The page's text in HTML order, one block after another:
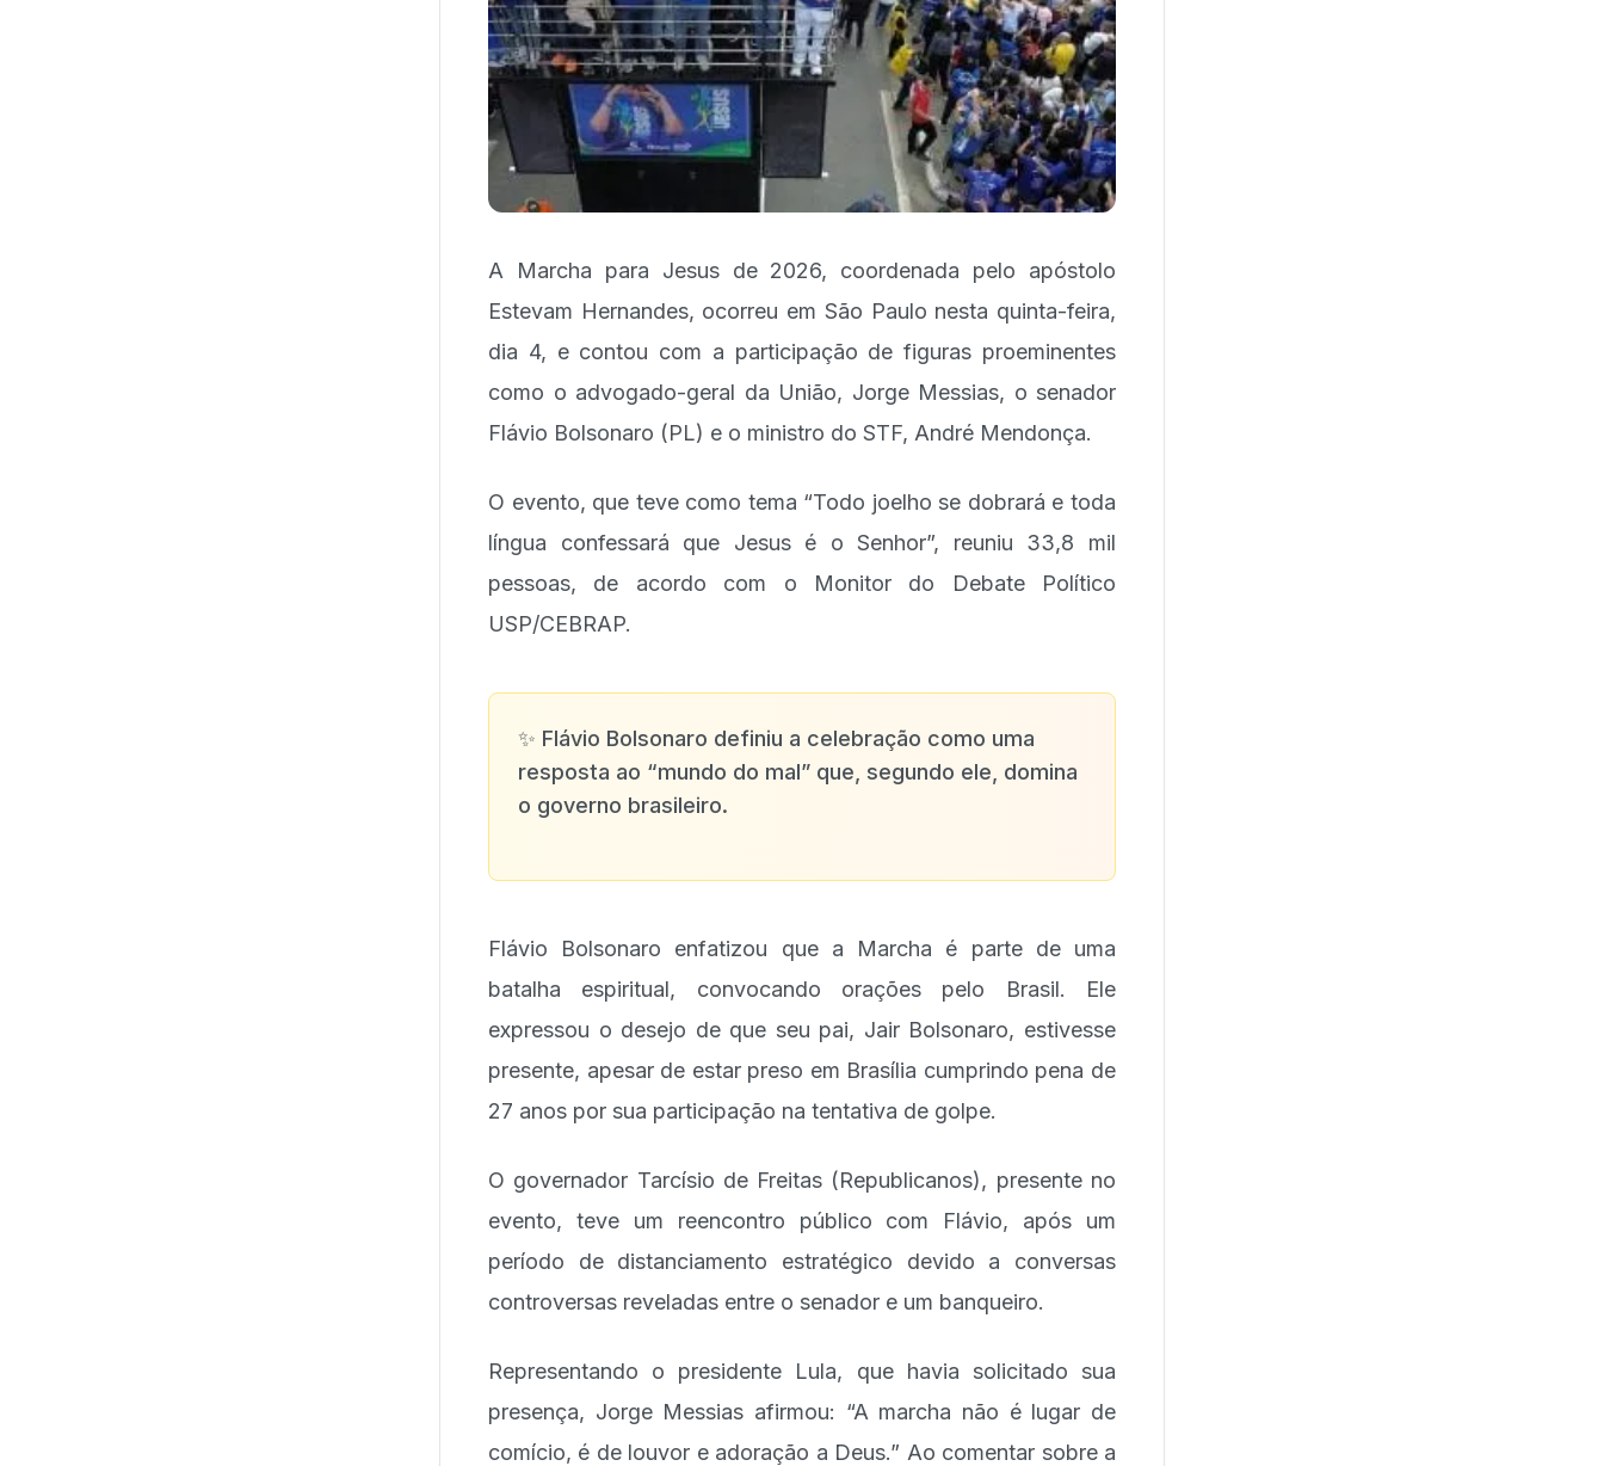
A Marcha para Jesus de 2026, coordenada pelo apóstolo
Estevam Hernandes, ocorreu em São Paulo nesta quinta-feira,
dia 4, e contou com a participação de figuras proeminentes
como o advogado-geral da União, Jorge Messias, o senador
Flávio Bolsonaro (PL) e o ministro do STF, André Mendonça.
O evento, que teve como tema “Todo joelho se dobrará e toda
língua confessará que Jesus é o Senhor”, reuniu 33,8 mil
pessoas, de acordo com o Monitor do Debate Político
USP/CEBRAP.
✨ Flávio Bolsonaro definiu a celebração como uma
resposta ao “mundo do mal” que, segundo ele, domina
o governo brasileiro.
Flávio Bolsonaro enfatizou que a Marcha é parte de uma
batalha espiritual, convocando orações pelo Brasil. Ele
expressou o desejo de que seu pai, Jair Bolsonaro, estivesse
presente, apesar de estar preso em Brasília cumprindo pena de
27 anos por sua participação na tentativa de golpe.
O governador Tarcísio de Freitas (Republicanos), presente no
evento, teve um reencontro público com Flávio, após um
período de distanciamento estratégico devido a conversas
controversas reveladas entre o senador e um banqueiro.
Representando o presidente Lula, que havia solicitado sua
presença, Jorge Messias afirmou: “A marcha não é lugar de
comício, é de louvor e adoração a Deus.” Ao comentar sobre a